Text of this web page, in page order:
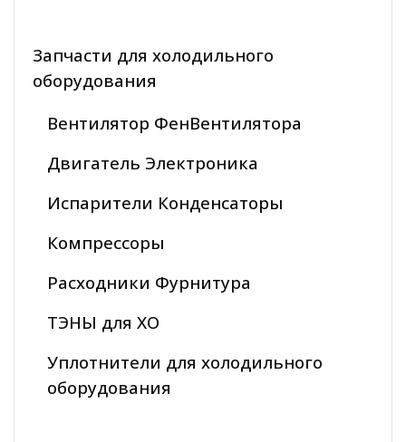
Запчасти для холодильного
оборудования
Вентилятор ФенВентилятора
Двигатель Электроника
Испарители Конденсаторы
Компрессоры
Расходники Фурнитура
ТЭНЫ для ХО
Уплотнители для холодильного
оборудования